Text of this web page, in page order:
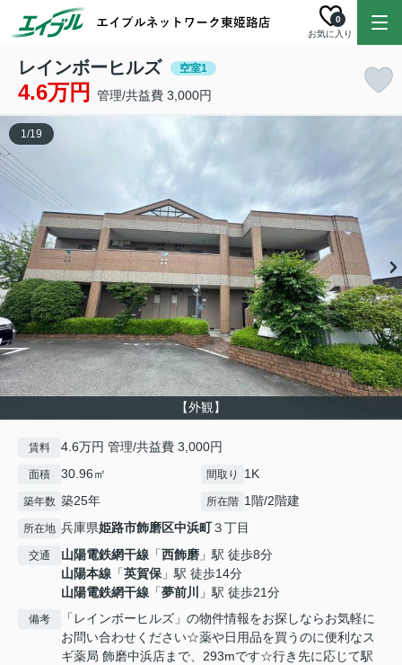
お気に入り
0
レインボーヒルズ 空室1
4.6万円 管理/共益費 3,000円
【外観】
1/19
賃料 4.6万円 管理/共益費 3,000円
面積 30.96㎡ 間取り 1K
築年数 築25年 所在階 1階/2階建
所在地 兵庫県姫路市飾磨区中浜町３丁目
交通 山陽電鉄網干線 「西飾磨 」駅 徒歩8分
山陽本線 「英賀保」駅 徒歩14分
山陽電鉄網干線 「夢前川 」駅 徒歩21分
備考
「レインボーヒルズ」の物件情報をお探しならお気軽に
お問い合わせください☆薬や日用品を買うのに便利なス
ギ薬局 飾磨中浜店まで、293mです☆行き先に応じて駅